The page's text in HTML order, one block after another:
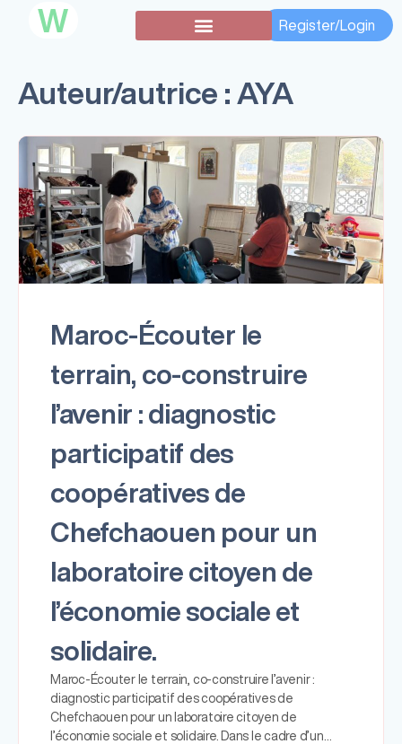
W Register/Login
Auteur/autrice : AYA
Maroc-Écouter le
terrain, co-construire
l’avenir : diagnostic
participatif des
coopératives de
Chefchaouen pour un
laboratoire citoyen de
l’économie sociale et
solidaire.
Maroc-Écouter le terrain, co-construire l’avenir :
diagnostic participatif des coopératives de
Chefchaouen pour un laboratoire citoyen de
l’économie sociale et solidaire. Dans le cadre d’un…